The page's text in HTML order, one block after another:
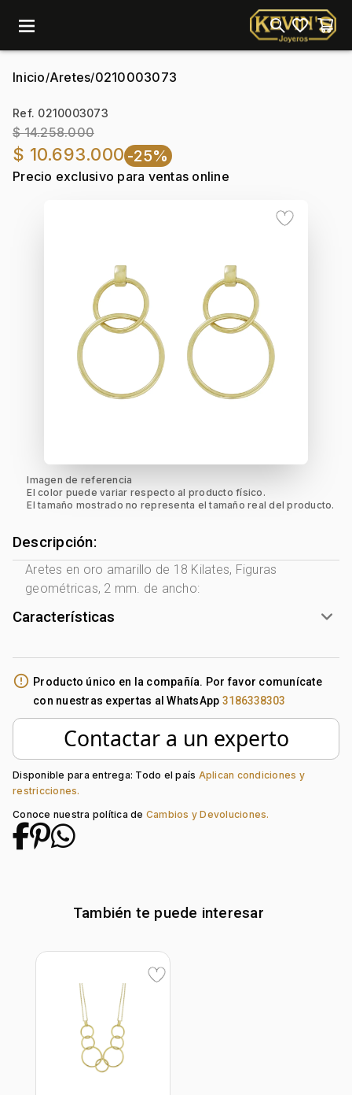
menu
Inicio/Aretes/0210003073
Ref. 0210003073
$ 14.258.000
$ 10.693.000 -25%
Precio exclusivo para ventas online
Imagen de referencia
El color puede variar respecto al producto físico.
El tamaño mostrado no representa el tamaño real del producto.
Descripción:
Aretes en oro amarillo de 18 Kilates, Figuras
geométricas, 2 mm. de ancho:
Características
Género: Mujer
Tono Metal:
Metal: Oro 18 Kilates
Forma: Figuras Geométricas
Tipo de terminado: Liso
Colección: Ninguno
Tipo de Broche: Mariposa
error_outline Producto único en la compañía. Por favor comunícate
con nuestras expertas al WhatsApp 3186338303
Contactar a un experto
Disponible para entrega: Todo el país Aplican condiciones y
restricciones.
Conoce nuestra política de Cambios y Devoluciones.
También te puede interesar